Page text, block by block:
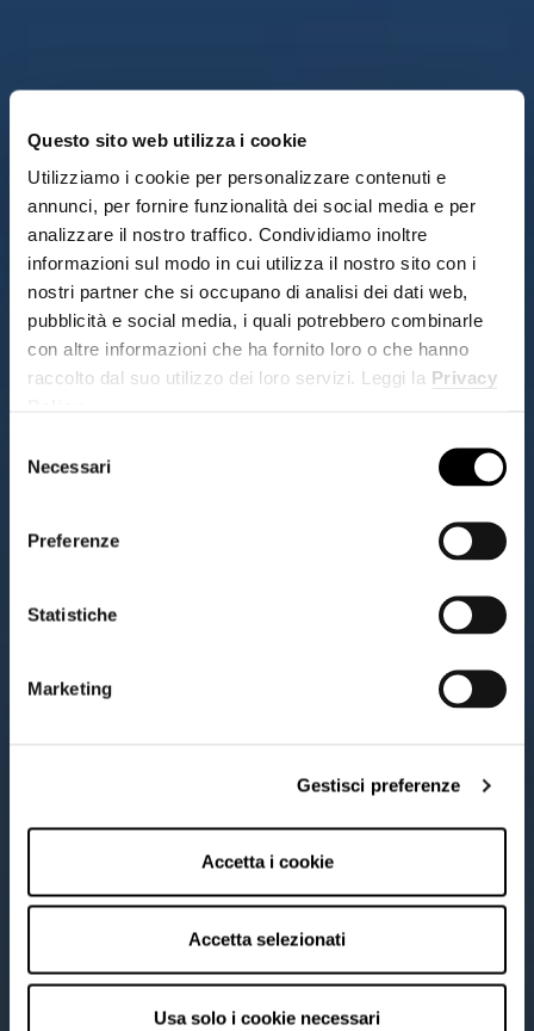
Questo sito web utilizza i cookie
Utilizziamo i cookie per personalizzare contenuti e
annunci, per fornire funzionalità dei social media e per
analizzare il nostro traffico. Condividiamo inoltre
informazioni sul modo in cui utilizza il nostro sito con i
nostri partner che si occupano di analisi dei dati web,
pubblicità e social media, i quali potrebbero combinarle
con altre informazioni che ha fornito loro o che hanno
raccolto dal suo utilizzo dei loro servizi. Leggi la Privacy
delNecessari
Preferenze
Statistiche
Marketing
Gestisci preferenze
Accetta i cookie
Accetta selezionati
Usa solo i cookie necessari